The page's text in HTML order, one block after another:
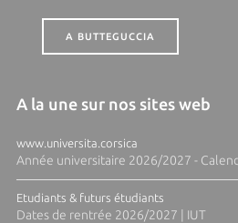
A BUTTEGUCCIA
A la une sur nos sites web
www.universita.corsica
Année universitaire 2026/2027 -
Etudiants & futurs étudiants
Dates de rentrée 2026/2027 | IUT